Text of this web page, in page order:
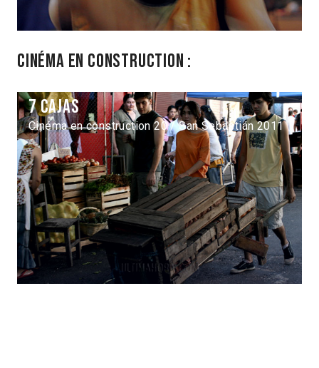
Cinéma en construction :
7 cajas
Cinéma en construction 20 / San Sebastián 2011